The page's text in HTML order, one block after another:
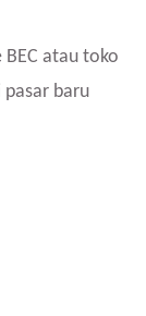
BEC atau toko
pasar baru